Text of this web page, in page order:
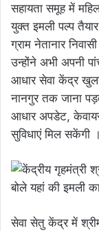
सहायता समूह में
युक्त इमली पल्प
ग्राम नेतानार
उन्होंने अभी अपनी
आधार सेवा केंद्र
नानगुर तक जाना
आधार अपडेट,
सुविधाएं मिल सकेंगी ।
सेवा सेतु केंद्र में